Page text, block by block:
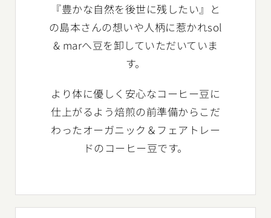
『豊かな自然を後世に残したい』と
の島本さんの想いや人柄に惹かれsol
& marへ豆を卸していただいていま
す。
より体に優しく安心なコーヒー豆に
仕上がるよう焙煎の前準備からこだ
わったオーガニック＆フェアトレー
ドのコーヒー豆です。